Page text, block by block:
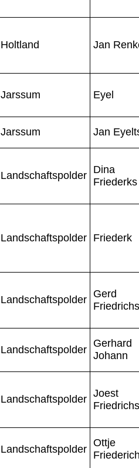
Holtland Jan
Jarssum Eyel
Jarssum Jan
Landschaftspolder Dina
Friederks
Landschaftspolder Friederk
Landschaftspolder Gerd
Friedrichs
Landschaftspolder
Gerhard
Johann
Landschaftspolder Joest
Friedrichs
Landschaftspolder
Ottje